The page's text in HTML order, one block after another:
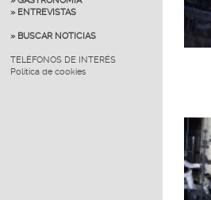
» ENTREVISTAS
» BUSCAR NOTICIAS
TELÉFONOS DE INTERÉS
Política de cookies